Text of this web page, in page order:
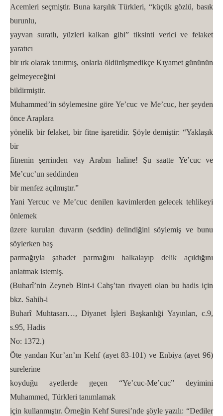
Acemleri seçmiştir. Buna karşılık Türkleri, “küçük gözlü, basık
burunlu,
yayvan suratlı, yüzleri kalkan gibi” tiksinti verici ve felaket
yaratıcı
bir ırk olarak tanıtmış, onlarla öldürüşmedikçe Kıyamet gününün
gelmeyeceğini
bildirmiştir.
Muhammed’in söylemesine göre Ye’cuc ve Me’cuc, her şeyden
önce Araplara
yönelik bir felaket, bir fitne işaretidir. Şöyle demiştir: “Yaklaşık
bir
fitnenin şerrinden vay Arabın haline! Şu saatte Ye’cuc ve
Me’cuc’un seddinden
bir menfez açılmıştır.”
Yani Yercuc ve Me’cuc denilen kavimlerden gelecek tehlikeyi
önlemek
üzere kurulan duvarın (seddin) delindiğini söylemiş ve bunu
söylerken baş
parmağıyla şahadet parmağını halkalayıp delik açıldığını
anlatmak istemiş.
(Buharî’nin Zeyneb Bint-i Cahş’tan rivayeti olan bu hadis için
bkz. Sahih-i
Buharî Muhtasarı…, Diyanet İşleri Başkanlıği Yayınları, c.9,
s.95, Hadis
No: 1372.)
Öte yandan Kur’an’ın Kehf (ayet 83-101) ve Enbiya (ayet 96)
surelerine
koyduğu ayetlerde geçen “Ye’cuc-Me’cuc” deyimini
Muhammed, Türkleri tanımlamak
için kullanmıştır. Örneğin Kehf Suresi’nde şöyle yazılı: “Dediler